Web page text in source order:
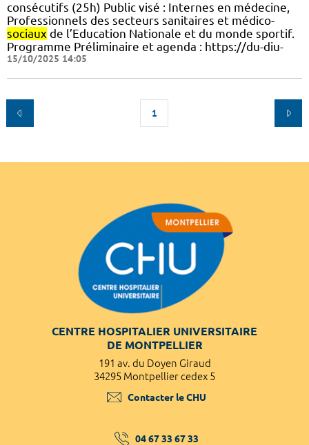
consécutifs (25h) Public visé : Internes en médecine,
Professionnels des secteurs sanitaires et médico-
sociaux de l’Education Nationale et du monde sportif.
Programme Préliminaire et agenda : https://du-diu-
15/10/2025 14:05
1
CENTRE HOSPITALIER UNIVERSITAIRE
DE MONTPELLIER
191 av. du Doyen Giraud
34295 Montpellier cedex 5
Contacter le CHU
04 67 33 67 33